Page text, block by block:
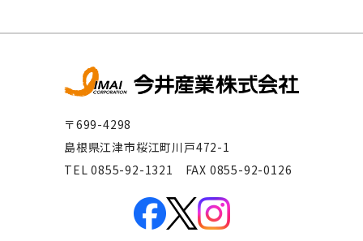
〒699-4298
島根県江津市桜江町川戸472-1
TEL 0855-92-1321 FAX 0855-92-0126